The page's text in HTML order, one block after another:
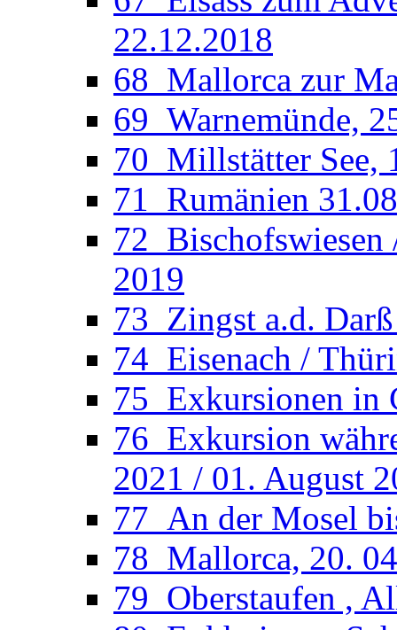
22.12.2018
68_Mallorca zur
69_Warnemünde,
70_Millstätter See,
71_Rumänien
72_Bischofswiesen
2019
73_Zingst a.d.
74_Eisenach /
75_Exkursionen in
76_Exkursion
2021 / 01. August
77_An der Mosel
78_Mallorca, 20.
79_Oberstaufen ,